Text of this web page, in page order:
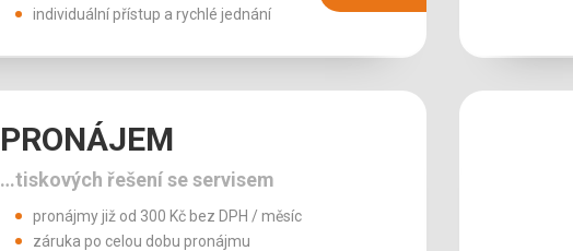
individuální přístup a rychlé jednání
PRONÁJEM
…tiskových řešení se servisem
pronájmy již od 300 Kč bez DPH / měsíc
záruka po celou dobu pronájmu